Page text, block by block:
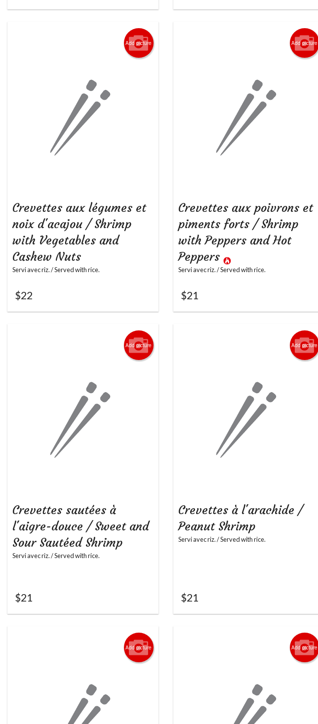
Add picture
Crevettes aux légumes et
noix d'acajou / Shrimp
with Vegetables and
Cashew Nuts
Servi avec riz. / Served with rice.
$22
Add picture
Crevettes aux poivrons et
piments forts / Shrimp
with Peppers and Hot
Peppers
Servi avec riz. / Served with rice.
$21
Add picture
Crevettes sautées à
l'aigre-douce / Sweet and
Sour Sautéed Shrimp
Servi avec riz. / Served with rice.
$21
Add picture
Crevettes à l'arachide /
Peanut Shrimp
Servi avec riz. / Served with rice.
$21
Add picture Add picture